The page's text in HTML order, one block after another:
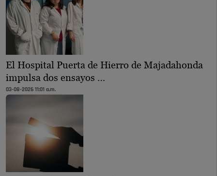
El Hospital Puerta de Hierro de Majadahonda
impulsa dos ensayos …
03-08-2026 11:01 a.m.